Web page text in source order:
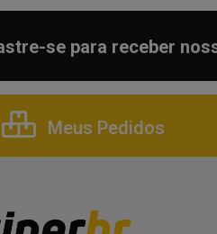
se para receber
Meus Pedidos